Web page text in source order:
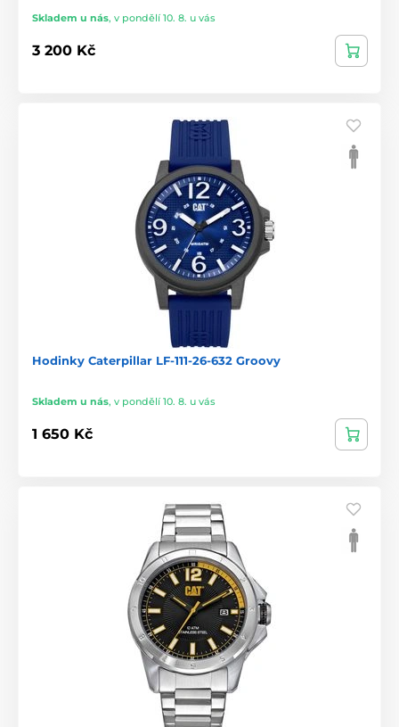
Skladem u nás, v pondělí 10. 8. u vás
3 200 Kč
Hodinky Caterpillar LF-111-26-632 Groovy
Skladem u nás, v pondělí 10. 8. u vás
1 650 Kč